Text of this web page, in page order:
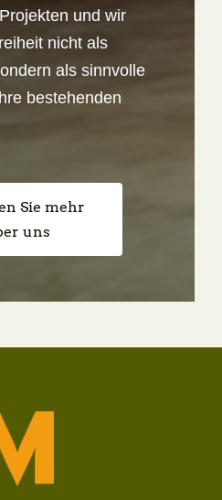
und wir
nicht als
als sinnvolle
bestehenden
Sie mehr
uns